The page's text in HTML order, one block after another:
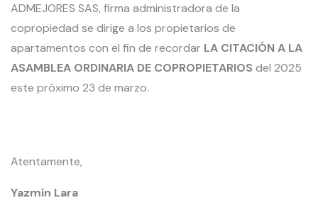
ADMEJORES SAS, firma administradora de la
copropiedad se dirige a los propietarios de
apartamentos con el fin de recordar LA CITACIÓN A LA
ASAMBLEA ORDINARIA DE COPROPIETARIOS del 2025
este próximo 23 de marzo.
Atentamente,
Yazmín Lara